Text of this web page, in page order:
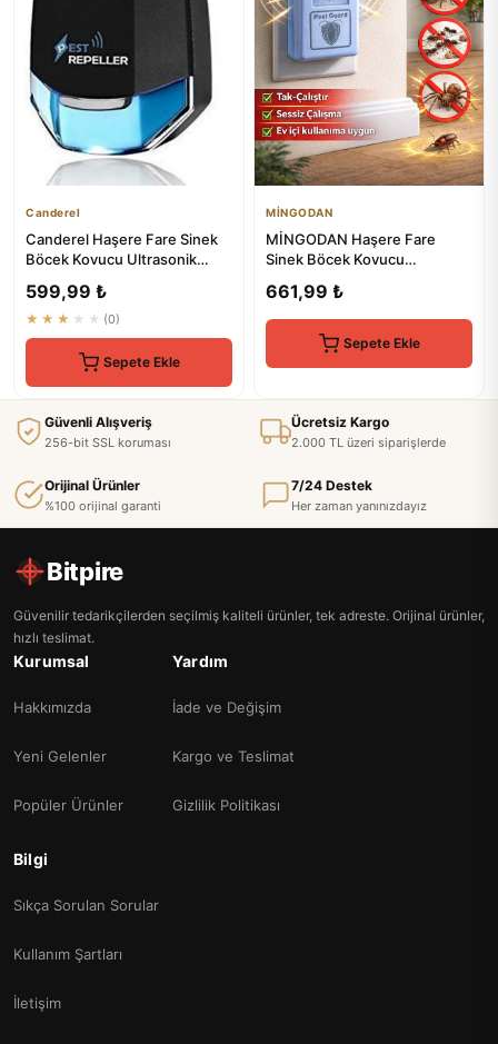
Canderel
Canderel Haşere Fare Sinek
Böcek Kovucu Ultrasonik
599,99 ₺
★★★★★ (0)
Sepete Ekle
MİNGODAN
MİNGODAN Haşere Fare
Sinek Böcek Kovucu
Prize Ta...
661,99 ₺
Sepete Ekle
Güvenli Alışveriş
256-bit SSL koruması
Ücretsiz Kargo
2.000 TL üzeri siparişlerde
Orijinal Ürünler
%100 orijinal garanti
7/24 Destek
Her zaman yanınızdayız
Bitpire
Güvenilir tedarikçilerden seçilmiş kaliteli ürünler, tek adreste. Orijinal ürünler,
hızlı teslimat.
Kurumsal
Hakkımızda
Yeni Gelenler
Popüler Ürünler
Yardım
İade ve Değişim
Kargo ve Teslimat
Gizlilik Politikası
Bilgi
Sıkça Sorulan Sorular
Kullanım Şartları
İletişim